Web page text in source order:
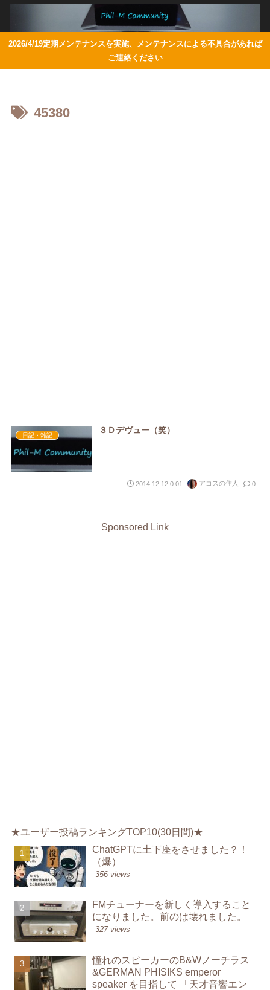
2026/4/19定期メンテナンスを実施、メンテナンスによる不具合があれば
ご連絡ください
45380
日記・雑記
３Ｄデヴュー（笑）
2014.12.12 0:01 アコスの住人 0
Sponsored Link
★ユーザー投稿ランキングTOP10(30日間)★
ChatGPTに土下座をさせました？！
（爆）
356 views
FMチューナーを新しく導入すること
になりました。前のは壊れました。
327 views
憧れのスピーカーのB&Wノーチラス
&GERMAN PHISIKS emperor
speaker を目指して 「天才音響エン